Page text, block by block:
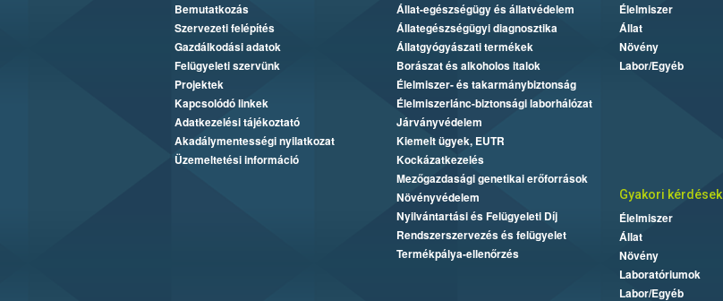
Bemutatkozás
Szervezeti felépítés
Gazdálkodási adatok
Felügyeleti szervünk
Projektek
Kapcsolódó linkek
Adatkezelési tájékoztató
Akadálymentességi nyilatkozat
Üzemeltetési információ
Állat-egészségügy és állatvédelem
Állategészségügyi diagnosztika
Állatgyógyászati termékek
Borászat és alkoholos italok
Élelmiszer- és takarmánybiztonság
Élelmiszerlánc-biztonsági laborhálózat
Járványvédelem
Kiemelt ügyek, EUTR
Kockázatkezelés
Mezőgazdasági genetikai erőforrások
Növényvédelem
Nyilvántartási és Felügyeleti Díj
Rendszerszervezés és felügyelet
Termékpálya-ellenőrzés
Élelmiszer
Állat
Növény
Labor/Egyéb
Gyakori kérdések
Élelmiszer
Állat
Növény
Laboratóriumok
Labor/Egyéb